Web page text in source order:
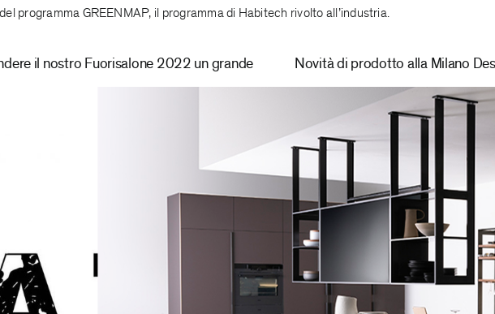
programma GREENMAP, il programma di Habitech rivolto all’industria.
il nostro Fuorisalone 2022 un grande
Novità di prodotto alla Milano